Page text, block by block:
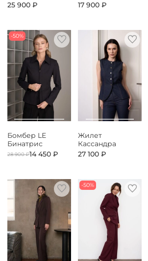
25 900 ₽ 17 900 ₽
-50%
Бомбер LE
Бинатрис
28 900 ₽14 450 ₽
Жилет
Кассандра
27 100 ₽
-50%